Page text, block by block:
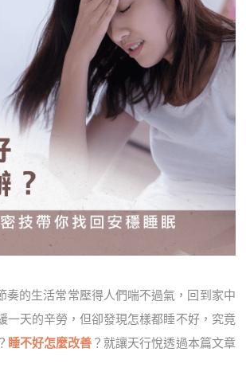
奏的生活常常壓得人們喘不過氣，回到家中
一天的辛勞，但卻發現怎樣都睡不好，究竟
睡不好怎麼改善 ？就讓天行悅透過本篇文章